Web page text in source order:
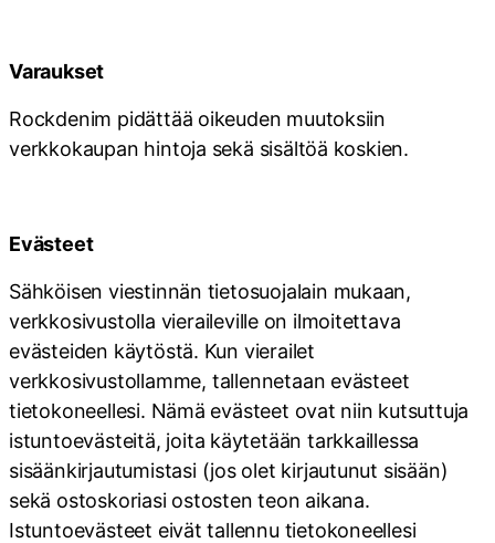
Varaukset
Rockdenim pidättää oikeuden muutoksiin
verkkokaupan hintoja sekä sisältöä koskien.
Evästeet
Sähköisen viestinnän tietosuojalain mukaan,
verkkosivustolla vieraileville on ilmoitettava
evästeiden käytöstä. Kun vierailet
verkkosivustollamme, tallennetaan evästeet
tietokoneellesi. Nämä evästeet ovat niin kutsuttuja
istuntoevästeitä, joita käytetään tarkkaillessa
sisäänkirjautumistasi (jos olet kirjautunut sisään)
sekä ostoskoriasi ostosten teon aikana.
Istuntoevästeet eivät tallennu tietokoneellesi